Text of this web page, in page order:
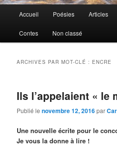
principal
Accueil Poésies Articles
Contes Non classé
ARCHIVES PAR MOT-CLÉ : ENCRE
Ils l’appelaient « le
Publié lenovembre 12, 2016par
Une nouvelle écrite pour le
Je vous la donne à lire !